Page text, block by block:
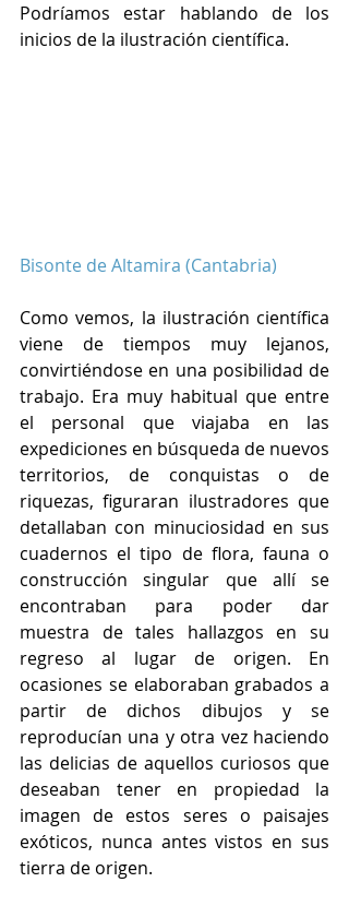
Podríamos estar hablando de los
inicios de la ilustración científica.
Bisonte de Altamira (Cantabria)
Como vemos, la ilustración científica
viene de tiempos muy lejanos,
convirtiéndose en una posibilidad de
trabajo. Era muy habitual que entre
el personal que viajaba en las
expediciones en búsqueda de nuevos
territorios, de conquistas o de
riquezas, figuraran ilustradores que
detallaban con minuciosidad en sus
cuadernos el tipo de flora, fauna o
construcción singular que allí se
encontraban para poder dar
muestra de tales hallazgos en su
regreso al lugar de origen. En
ocasiones se elaboraban grabados a
partir de dichos dibujos y se
reproducían una y otra vez haciendo
las delicias de aquellos curiosos que
deseaban tener en propiedad la
imagen de estos seres o paisajes
exóticos, nunca antes vistos en sus
tierra de origen.